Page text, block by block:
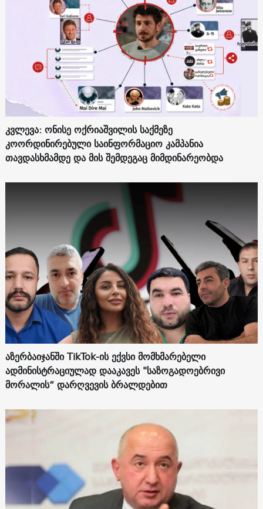
კვლევა: ონისე ოქრიაშვილის საქმეზე
კოორდინირებული საინფორმაციო კამპანია
თავდასხმამდე და მის შემდეგაც მიმდინარეობდა
აზერბაიჯანში TikTok-ის ექვსი მომხმარებელი
ადმინისტრაციულად დააკავეს "საზოგადოებრივი
მორალის“ დარღვევის ბრალდებით